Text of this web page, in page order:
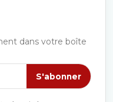
dans votre boîte
S'abonner